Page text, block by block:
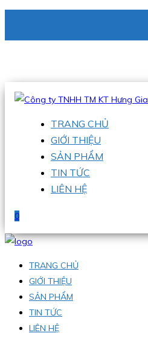
Hotline:0938 336 079
TRANG CHỦ
GIỚI THIỆU
SẢN PHẨM
TIN TỨC
LIÊN HỆ
0
TRANG CHỦ
GIỚI THIỆU
SẢN PHẨM
TIN TỨC
LIÊN HỆ